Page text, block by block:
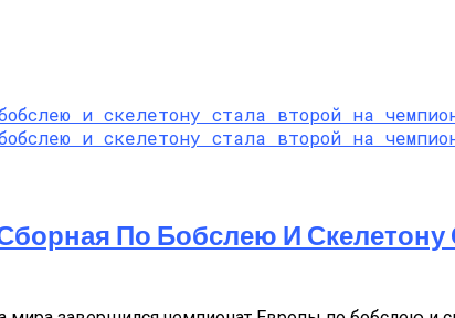
По Бобслею И